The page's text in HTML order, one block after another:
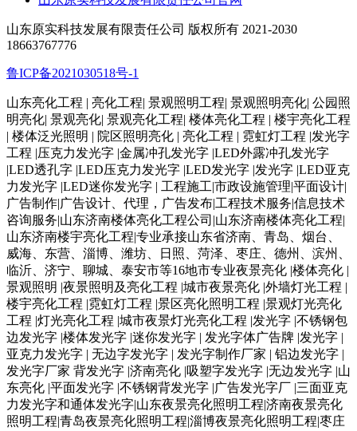
山东原实科技发展有限责任公司 版权所有 2021-2030
18663767776
鲁ICP备2021030518号-1
山东亮化工程 | 亮化工程| 景观照明工程| 景观照明亮化| 公园照
明亮化| 景观亮化| 景观亮化工程| 楼体亮化工程 | 楼宇亮化工程
| 楼体泛光照明 | 院区照明亮化 | 亮化工程 | 霓虹灯工程 |发光字
工程 |压克力发光字 |金属冲孔发光字 |LED外露冲孔发光字
|LED透孔字 |LED压克力发光字 |LED发光字 |发光字 |LED亚克
力发光字 |LED迷你发光字 | 工程施工|市政设施管理|平面设计|
广告制作|广告设计、代理，广告发布|工程技术服务|信息技术
咨询服务|山东济南楼体亮化工程公司|山东济南楼体亮化工程|
山东济南楼宇亮化工程|专业承接山东省济南、青岛、烟台、
威海、东营、淄博、潍坊、日照、菏泽、枣庄、德州、滨州、
临沂、济宁、聊城、泰安市等16地市专业夜景亮化 |楼体亮化 |
景观照明 |夜景照明及亮化工程 |城市夜景亮化 |外墙灯光工程 |
楼宇亮化工程 |霓虹灯工程 |景区亮化照明工程 |景观灯光亮化
工程 |灯光亮化工程 |城市夜景灯光亮化工程 |发光字 |不锈钢包
边发光字 |楼体发光字 |迷你发光字 | 发光字体广告牌 |发光字 |
亚克力发光字 | 无边字发光字 | 发光字制作厂家 | 铝边发光字 |
发光字厂家 背发光字 |济南亮化 |吸塑字发光字 |无边发光字 |山
东亮化 |平面发光字 |不锈钢背发光字 |广告发光字厂 |三面亚克
力发光字和通体发光字|山东夜景亮化照明工程|济南夜景亮化
照明工程|青岛夜景亮化照明工程|淄博夜景亮化照明工程|枣庄